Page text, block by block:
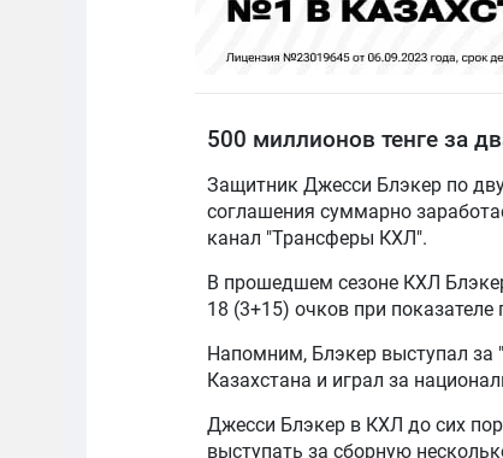
500 миллионов тенге за
Защитник Джесси Блэкер по
соглашения суммарно
канал "Трансферы КХЛ".
В прошедшем сезоне КХЛ
18 (3+15) очков при показателе
Напомним, Блэкер выступал за
Казахстана и играл за
Джесси Блэкер в КХЛ до сих
выступать за сборную